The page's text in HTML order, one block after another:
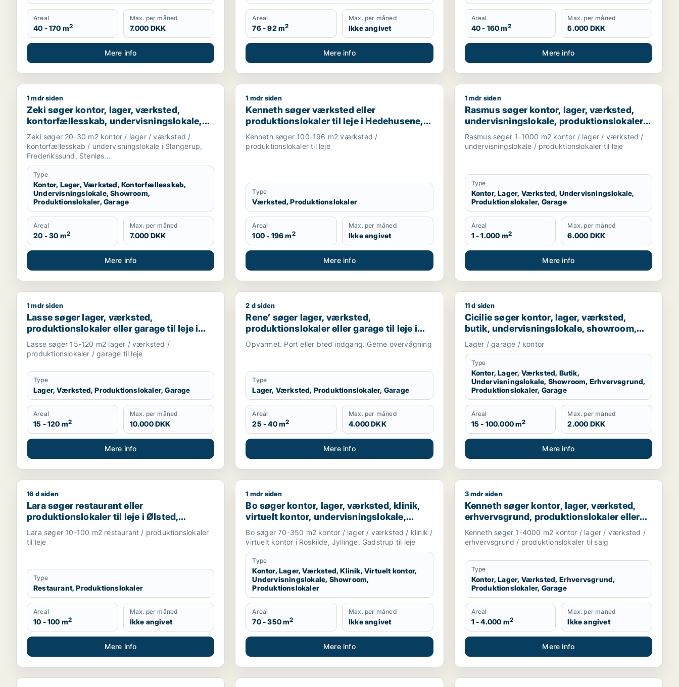
Areal
40 - 170 m2
Max. per måned
7.000 DKK
Mere info
Areal
76 - 92 m2
Max. per måned
Ikke angivet
Mere info
Areal
40 - 160 m2
Max. per måned
5.000 DKK
Mere info
Zeki søger kontor, lager, værksted, kontorfællesskab, undervisningslokale, showroom, produktionslokaler eller garage til leje i Slangerup, Frederikssund eller
1 mdr siden
Zeki søger kontor, lager, værksted,
kontorfællesskab, undervisningslokale,
showroom, produktionslokaler eller
garage til leje i Slangerup, Frederikssund
eller Stenløse m.fl.
Zeki søger 20-30 m2 kontor / lager / værksted /
kontorfællesskab / undervisningslokale i Slangerup,
Frederikssund, Stenløs...
Type
Kontor, Lager, Værksted, Kontorfællesskab,
Undervisningslokale, Showroom,
Produktionslokaler, Garage
Areal
20 - 30 m2
Max. per måned
7.000 DKK
Mere info
Kenneth søger værksted eller produktionslokaler til leje i Hedehusene, Greve eller Ølstykke m.fl.
1 mdr siden
Kenneth søger værksted eller
produktionslokaler til leje i Hedehusene,
Greve eller Ølstykke m.fl.
Kenneth søger 100-196 m2 værksted /
produktionslokaler til leje
Type
Værksted, Produktionslokaler
Areal
100 - 196 m2
Max. per måned
Ikke angivet
Mere info
Rasmus søger kontor, lager, værksted,
1 mdr siden
Rasmus søger kontor, lager, værksted,
undervisningslokale, produktionslokaler
eller garage til leje i Slangerup,
Frederikssund eller Ølstykke m.fl.
Rasmus søger 1-1000 m2 kontor / lager / værksted /
undervisningslokale / produktionslokaler til leje
Type
Kontor, Lager, Værksted, Undervisningslokale,
Produktionslokaler, Garage
Areal
1 - 1.000 m2
Max. per måned
6.000 DKK
Mere info
Lasse søger lager, værksted, produktionslokaler eller garage til leje i Storkøbenhavn
1 mdr siden
Lasse søger lager, værksted,
produktionslokaler eller garage til leje i
Storkøbenhavn
Lasse søger 15-120 m2 lager / værksted /
produktionslokaler / garage til leje
Type
Lager, Værksted, Produktionslokaler, Garage
Areal
15 - 120 m2
Max. per måned
10.000 DKK
Mere info
Rene’ søger lager, værksted, produktionslokaler eller garage til leje i Høje Taastrup, Roskilde eller Tune
2 d siden
Rene’ søger lager, værksted,
produktionslokaler eller garage til leje i
Høje Taastrup, Roskilde eller TuneOpvarmet. Port eller bred indgang. Gerne overvågning
Type
Lager, Værksted, Produktionslokaler, Garage
Areal
25 - 40 m2
Max. per måned
4.000 DKK
Mere info
Cicilie søger kontor, lager, værksted, butik,
11 d siden
Cicilie søger kontor, lager, værksted,
butik, undervisningslokale, showroom,
erhvervsgrund, produktionslokaler eller
garage til leje i Region Sjælland eller
Nordsjælland
Lager / garage / kontor
Type
Kontor, Lager, Værksted, Butik,
Undervisningslokale, Showroom, Erhvervsgrund,
Produktionslokaler, Garage
Areal
15 - 100.000 m2
Max. per måned
2.000 DKK
Mere info
Lara søger restaurant eller produktionslokaler til leje i Ølsted, Skævinge eller Slangerup m.fl.
16 d siden
Lara søger restaurant eller
produktionslokaler til leje i Ølsted,
Skævinge eller Slangerup m.fl.
Lara søger 10-100 m2 restaurant / produktionslokaler
til leje
Type
Restaurant, Produktionslokaler
Areal
10 - 100 m2
Max. per måned
Ikke angivet
Mere info
Bo søger kontor, lager, værksted, klinik, virtuelt kontor, undervisningslokale, showroom eller
1 mdr siden
Bo søger kontor, lager, værksted, klinik,
virtuelt kontor, undervisningslokale,
showroom eller produktionslokaler til leje
i Roskilde, Jyllinge eller Gadstrup
Bo søger 70-350 m2 kontor / lager / værksted / klinik /
virtuelt kontor i Roskilde, Jyllinge, Gadstrup til leje
Type
Kontor, Lager, Værksted, Klinik, Virtuelt kontor,
Undervisningslokale, Showroom,
Produktionslokaler
Areal
70 - 350 m2
Max. per måned
Ikke angivet
Mere info
Kenneth søger kontor, lager, værksted,
3 mdr siden
Kenneth søger kontor, lager, værksted,
erhvervsgrund, produktionslokaler eller
garage til salg i Ruds Vedby, Dianalund
eller Stenlille m.fl.
Kenneth søger 1-4000 m2 kontor / lager / værksted /
erhvervsgrund / produktionslokaler til salg
Type
Kontor, Lager, Værksted, Erhvervsgrund,
Produktionslokaler, Garage
Areal
1 - 4.000 m2
Max. per måned
Ikke angivet
Mere info